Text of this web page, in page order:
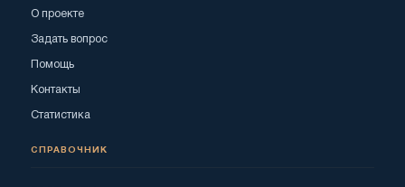
О проекте
Задать вопрос
Помощь
Контакты
Статистика
СПРАВОЧНИК